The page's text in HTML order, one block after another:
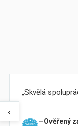
‹
Skvělá
Ověřený